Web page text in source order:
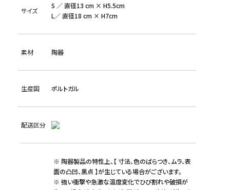
サイズ
S ／ 直径13 cm × H5.5cm
L／ 直径18 cm × H7cm
素材 陶器
生産国 ポルトガル
配送区分
※ 陶器製品の特性上、【 寸法、色のばらつき、ムラ、表
面の凸凹、黒点 】が生じている場合がございます。
※ 強い衝撃や急激な温度変化でひび割れや破損が